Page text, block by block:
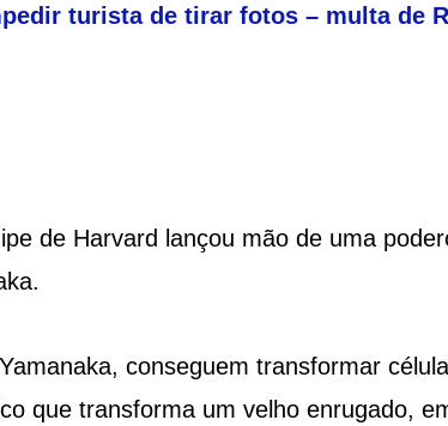
turista de tirar fotos – multa de
de Harvard lançou mão de uma
conseguem transformar
que transforma um velho enrugado,